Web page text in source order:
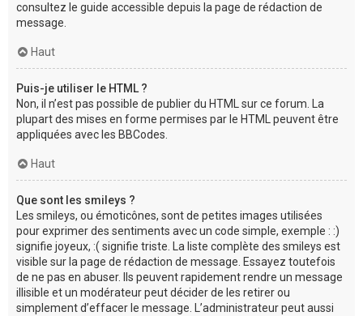
consultez le guide accessible depuis la page de rédaction de
message.
Haut
Puis-je utiliser le HTML ?
Non, il n’est pas possible de publier du HTML sur ce forum. La
plupart des mises en forme permises par le HTML peuvent être
appliquées avec les BBCodes.
Haut
Que sont les smileys ?
Les smileys, ou émoticônes, sont de petites images utilisées
pour exprimer des sentiments avec un code simple, exemple : :)
signifie joyeux, :( signifie triste. La liste complète des smileys est
visible sur la page de rédaction de message. Essayez toutefois
de ne pas en abuser. Ils peuvent rapidement rendre un message
illisible et un modérateur peut décider de les retirer ou
simplement d’effacer le message. L’administrateur peut aussi